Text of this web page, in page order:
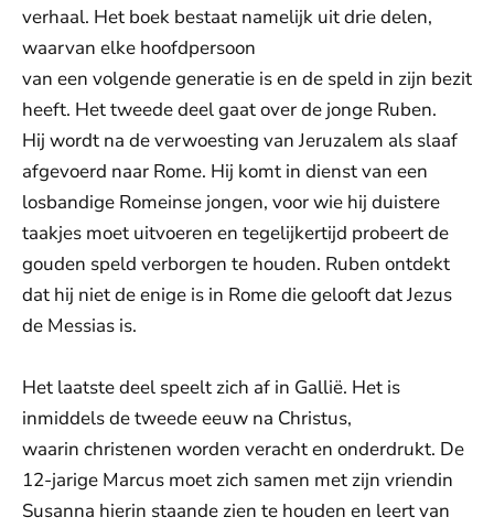
verhaal. Het boek bestaat namelijk uit drie delen,
waarvan elke hoofdpersoon
van een volgende generatie is en de speld in zijn bezit
heeft. Het tweede deel gaat over de jonge Ruben.
Hij wordt na de verwoesting van Jeruzalem als slaaf
afgevoerd naar Rome. Hij komt in dienst van een
losbandige Romeinse jongen, voor wie hij duistere
taakjes moet uitvoeren en tegelijkertijd probeert de
gouden speld verborgen te houden. Ruben ontdekt
dat hij niet de enige is in Rome die gelooft dat Jezus
de Messias is.
Het laatste deel speelt zich af in Gallië. Het is
inmiddels de tweede eeuw na Christus,
waarin christenen worden veracht en onderdrukt. De
12-jarige Marcus moet zich samen met zijn vriendin
Susanna hierin staande zien te houden en leert van